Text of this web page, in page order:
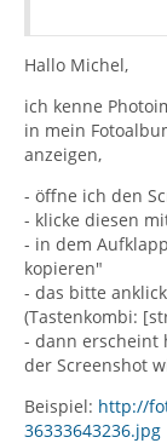
Hallo Michel,
ich kenne
in mein
anzeigen,
- öffne ich den
- klicke diesen
- in dem
kopieren"
- das bitte
(Tastenkombi:
- dann erscheint
der Screenshot
Beispiel: http://
36333643236.jpg